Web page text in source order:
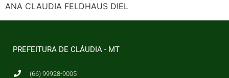
ANA CLAUDIA FELDHAUS DIEL
PREFEITURA DE CLÁUDIA - MT
(66) 99928-9005